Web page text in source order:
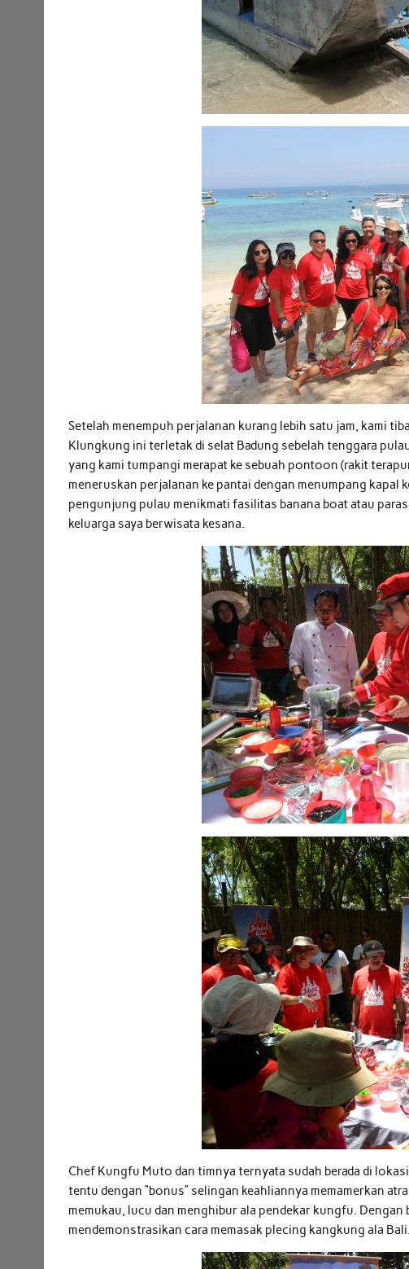
Setelah menempuh perjalanan kurang lebih satu jam, kami
Klungkung ini terletak di selat Badung sebelah tenggara
yang kami tumpangi merapat ke sebuah pontoon (rakit
meneruskan perjalanan ke pantai dengan menumpang kapal
pengunjung pulau menikmati fasilitas banana boat atau
keluarga saya berwisata kesana.
Chef Kungfu Muto dan timnya ternyata sudah berada di
tentu dengan “bonus” selingan keahliannya memamerkan
memukau, lucu dan menghibur ala pendekar kungfu.
mendemonstrasikan cara memasak plecing kangkung ala Bali.